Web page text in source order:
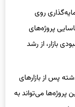
روی
پروژه‌های
بازار، از رشد
پس از بازارهای
پروژه‌ها می‌تواند به